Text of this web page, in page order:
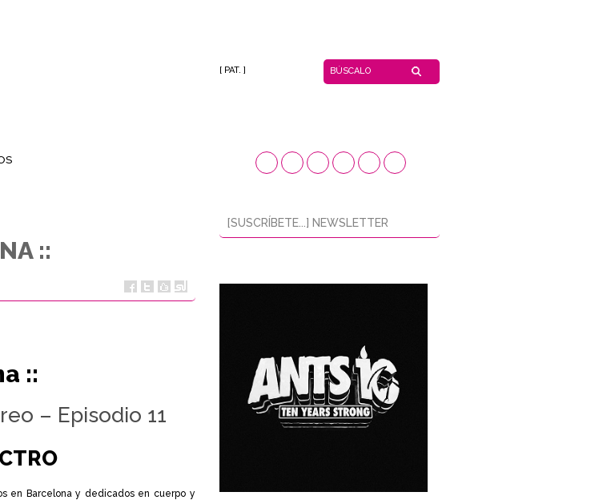
[ PAT. ]
::
::
– Episodio 11
en Barcelona y dedicados en cuerpo y
[SUSCRÍBETE...] NEWSLETTER